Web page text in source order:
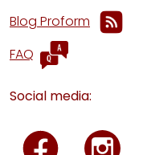
Blog Proform
FAQ
Social media: